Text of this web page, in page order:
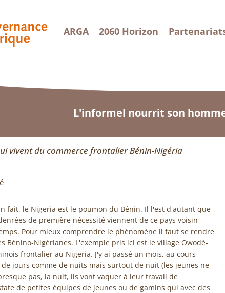
ARGA 2060 Horizon
L'informel nourrit son
vivent du commerce frontalier Bénin-Nigéria
fait, le Nigeria est le poumon du Bénin. Il l'est d'autant que
de première nécessité viennent de ce pays voisin
Pour mieux comprendre le phénomène il faut se rendre
Bénino-Nigérianes. L'exemple pris ici est le village Owodé-
frontalier au Nigeria. J'y ai passé un mois, au cours
jours comme de nuits mais surtout de nuit (les jeunes ne
pas, la nuit, ils vont vaquer à leur travail de
de petites équipes de jeunes ou de gamins qui avec des